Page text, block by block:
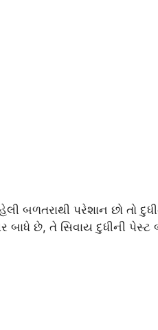
બળતરાથી પરેશાન છો તો
બાધે છે, તે સિવાય દુધીની પેસ્ટ